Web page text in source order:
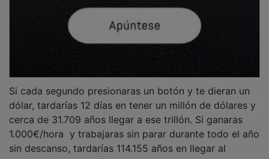
dólar, tardarías 12 días en tener un millón de dólares y
cerca de 31.709 años llegar a ese trillón. Si ganaras
1.000€/hora y trabajaras sin parar durante todo el año
sin descanso, tardarías 114.155 años en llegar al
patrimonio de este tío. Si le diera por comprar todas